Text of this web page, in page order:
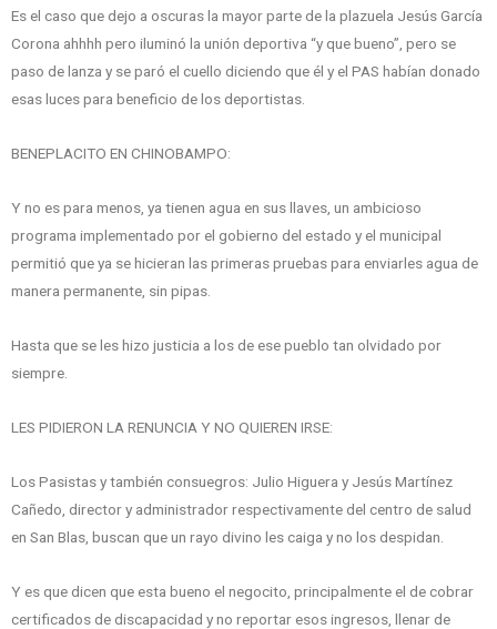
Es el caso que dejo a oscuras la mayor parte de la plazuela Jesús García
Corona ahhhh pero iluminó la unión deportiva “y que bueno”, pero se
paso de lanza y se paró el cuello diciendo que él y el PAS habían donado
esas luces para beneficio de los deportistas.
BENEPLACITO EN CHINOBAMPO:
Y no es para menos, ya tienen agua en sus llaves, un ambicioso
programa implementado por el gobierno del estado y el municipal
permitió que ya se hicieran las primeras pruebas para enviarles agua de
manera permanente, sin pipas.
Hasta que se les hizo justicia a los de ese pueblo tan olvidado por
siempre.
LES PIDIERON LA RENUNCIA Y NO QUIEREN IRSE:
Los Pasistas y también consuegros: Julio Higuera y Jesús Martínez
Cañedo, director y administrador respectivamente del centro de salud
en San Blas, buscan que un rayo divino les caiga y no los despidan.
Y es que dicen que esta bueno el negocito, principalmente el de cobrar
certificados de discapacidad y no reportar esos ingresos, llenar de